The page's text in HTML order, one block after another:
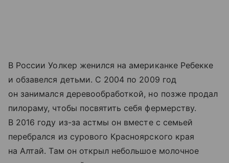
В России Уолкер женился на американке Ребекке
и обзавелся детьми. С 2004 по 2009 год
он занимался деревообработкой, но позже продал
пилораму, чтобы посвятить себя фермерству.
В 2016 году из-за астмы он вместе с семьей
перебрался из сурового Красноярского края
на Алтай. Там он открыл небольшое молочное